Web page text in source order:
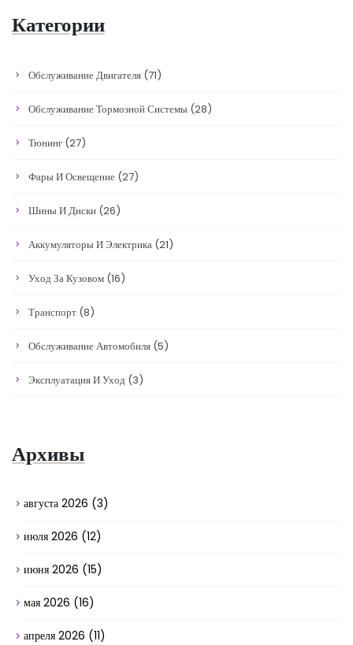
Категории
Обслуживание Двигателя (71)
Обслуживание Тормозной Системы (28)
Тюнинг (27)
Фары И Освещение (27)
Шины И Диски (26)
Аккумуляторы И Электрика (21)
Уход За Кузовом (16)
Транспорт (8)
Обслуживание Автомобиля (5)
Эксплуатация И Уход (3)
Архивы
августа 2026 (3)
июля 2026 (12)
июня 2026 (15)
мая 2026 (16)
апреля 2026 (11)